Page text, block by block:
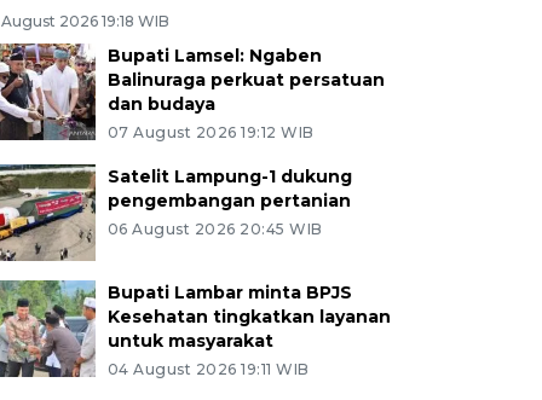
2026 19:18 WIB
Bupati Lamsel: Ngaben
Balinuraga perkuat persatuan
dan budaya
07 August 2026 19:12 WIB
Satelit Lampung-1 dukung
pengembangan pertanian
06 August 2026 20:45 WIB
Bupati Lambar minta BPJS
Kesehatan tingkatkan layanan
untuk masyarakat
04 August 2026 19:11 WIB